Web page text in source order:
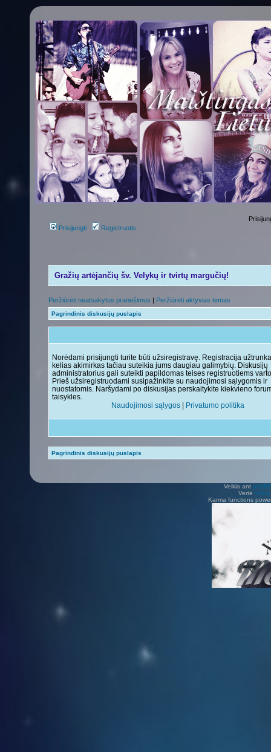
Prisijungti Registruotis
Gražių artėjančių šv. Velykų ir tvirtų margučių!
Peržiūrėti neatsakytus pranešimus | Peržiūrėti aktyvias temas
Pagrindinis diskusijų puslapis
Norėdami prisijungti turite būti užsiregistravę. Registracija
kelias akimirkas tačiau suteikia jums daugiau galimybių. Diskusijų
administratorius gali suteikti papildomas teises registruotiems
Prieš užsiregistruodami susipažinkite su naudojimosi sąlygomis ir
nuostatomis. Naršydami po diskusijas perskaitykite kiekvieno
taisykles.
Naudojimosi sąlygos | Privatumo politika
Pagrindinis diskusijų puslapis
Veikia ant
Vertė Vilius
Karma functions